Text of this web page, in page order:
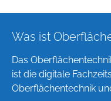
Was ist
Das
ist die digitale
Oberflächentechnik